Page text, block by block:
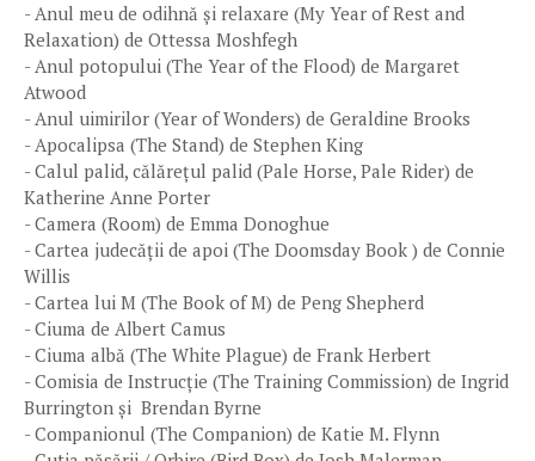
- Anul meu de odihnă și relaxare (My Year of Rest and
Relaxation) de Ottessa Moshfegh
- Anul potopului (The Year of the Flood) de Margaret
Atwood
- Anul uimirilor (Year of Wonders) de Geraldine Brooks
- Apocalipsa (The Stand) de Stephen King
- Calul palid, călărețul palid (Pale Horse, Pale Rider) de
Katherine Anne Porter
- Camera (Room) de Emma Donoghue
- Cartea judecății de apoi (The Doomsday Book ) de Connie
Willis
- Cartea lui M (The Book of M) de Peng Shepherd
- Ciuma de Albert Camus
- Ciuma albă (The White Plague) de Frank Herbert
- Comisia de Instrucție (The Training Commission) de Ingrid
Burrington și Brendan Byrne
- Companionul (The Companion) de Katie M. Flynn